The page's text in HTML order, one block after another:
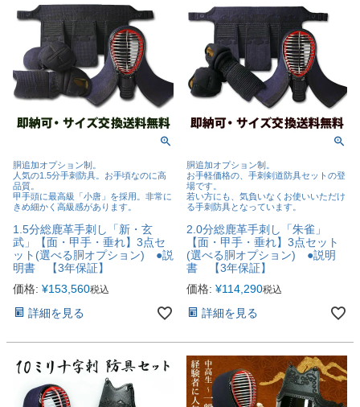
胴追加オプション制。
人気の1.5分手刺防具。お手頃なのに高
品質。
甲手頭に最高級「小唐」を採用。非常に
きめ細かく高級感があります。
1.5分総鹿革手刺し「新・玄
武」【面・甲手・垂れ】3点セ
ット(選べる胴オプション) ●説
明書 【3年保証】
価格: ¥153,560税込
詳細を見る
胴追加オプション制。
お手軽価格の、手刺剣道防具セットの登
場です。
若い方にも、気負いなくお使いいただけ
る手刺防具となっています。
2.0分総鹿革手刺し「朱雀」
【面・甲手・垂れ】3点セット
(選べる胴オプション) ●説明
書 【3年保証】
価格: ¥114,290税込
詳細を見る